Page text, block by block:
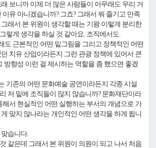
보니까 이제 더 많은 사람들이 아무래도 우리 거
이유 아니겠습니까? 그죠? 그래서 뭐 즐기고 만족
래서 본 위원이 생각할 때는 기왕 이렇게 분리한
렇게 생각을 하실 것 같아요. 조직에서도.
도 근본적인 어떤 밑그림을 그리고 정책적인 어떤
치유 산업이라든지 그런 관광 정책에 있어서 큰
방향성 이런 걸 제시하는 역할을 좀 했으면 좋겠
기존의 어떤 문화예술 공연이라든지 각종 시설
저 밑에 조직들이 많지 않습니까? 문화재단이라
해서 현실적인 어떤 실행하는 부서의 개념으로 가
맞지 않나라는 개인적인 어떤 생각을 하게 됩니
습니다.
같은데 그래서 본 위원이 의원이 되고 나서 처음